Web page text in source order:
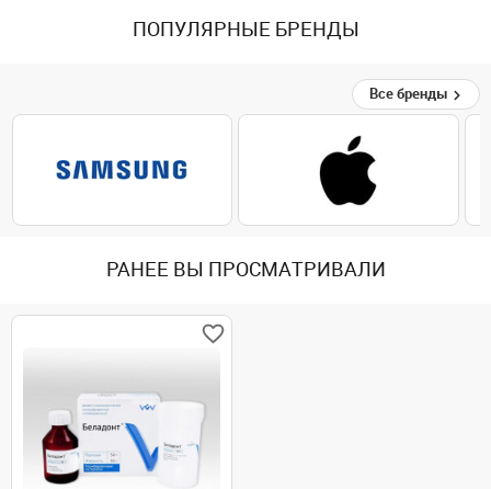
ПОПУЛЯРНЫЕ БРЕНДЫ
Все бренды
РАНЕЕ ВЫ ПРОСМАТРИВАЛИ